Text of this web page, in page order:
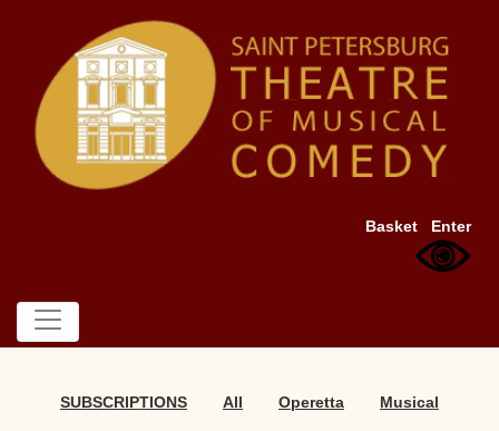
Basket Enter
SUBSCRIPTIONS All Operetta Musical